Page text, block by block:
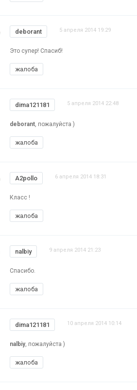
deborant 5 апреля 2014 19:29
Это супер! Спасиб!
жалоба
dima121181 5 апреля 2014 22:48
deborant, пожалуйста )
жалоба
A2pollo 6 апреля 2014 18:31
Класс !
жалоба
nalbiy 9 апреля 2014 21:23
Спасибо.
жалоба
dima121181 10 апреля 2014 10:14
nalbiy, пожалуйста )
жалоба